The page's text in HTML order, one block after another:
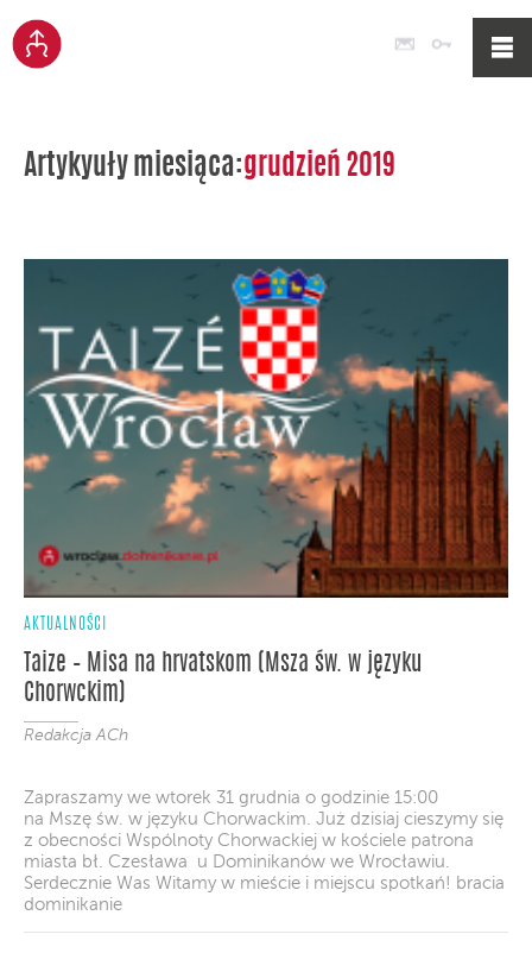
Poczta
Artykyuły miesiąca:grudzień 2019
AKTUALNOŚCI
Taize – Misa na hrvatskom (Msza św. w języku
Chorwckim)
Redakcja ACh
Zapraszamy we wtorek 31 grudnia o godzinie 15:00
na Mszę św. w języku Chorwackim. Już dzisiaj cieszymy się
z obecności Wspólnoty Chorwackiej w kościele patrona
miasta bł. Czesława u Dominikanów we Wrocławiu.
Serdecznie Was Witamy w mieście i miejscu spotkań! bracia
dominikanie